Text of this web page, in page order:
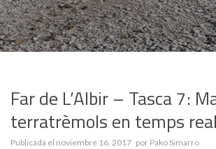
Far de L’Albir – Tasca 7:
terratrèmols en temps real
Publicada el noviembre 16, 2017 por Pako Simarro